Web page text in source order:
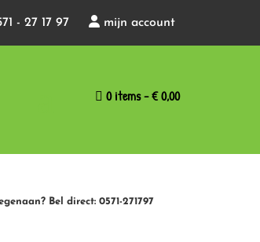
- 27 17 97 mijn account
0 items € 0,00
Bel direct: 0571-271797